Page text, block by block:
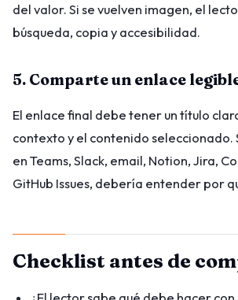
del valor. Si se vuelven imagen, el
búsqueda, copia y accesibilidad.
5. Comparte un enlace
El enlace final debe tener un título
contexto y el contenido seleccionado.
en Teams, Slack, email, Notion, Jira,
GitHub Issues, debería entender por
Checklist antes de